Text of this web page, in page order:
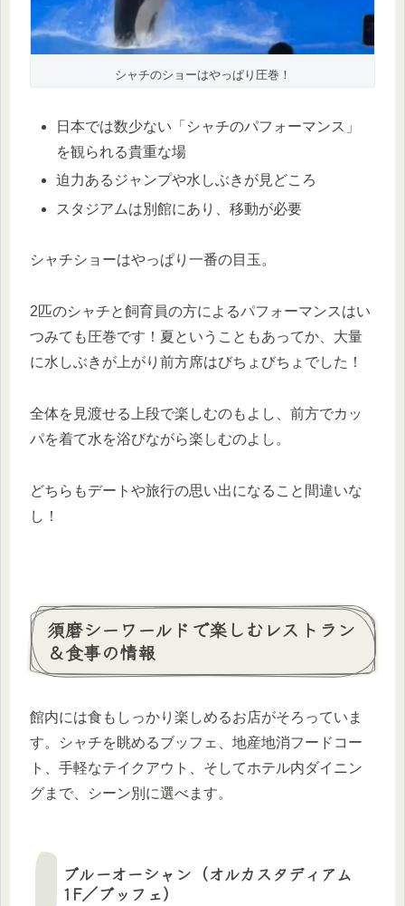
シャチのショーはやっぱり圧巻！
日本では数少ない「シャチのパフォーマンス」
を観られる貴重な場
迫力あるジャンプや水しぶきが見どころ
スタジアムは別館にあり、移動が必要
シャチショーはやっぱり一番の目玉。
2匹のシャチと飼育員の方によるパフォーマンスはい
つみても圧巻です！夏ということもあってか、大量
に水しぶきが上がり前方席はびちょびちょでした！
全体を見渡せる上段で楽しむのもよし、前方でカッ
パを着て水を浴びながら楽しむのよし。
どちらもデートや旅行の思い出になること間違いな
し！
須磨シーワールドで楽しむレストラン
＆食事の情報
館内には食もしっかり楽しめるお店がそろっていま
す。シャチを眺めるブッフェ、地産地消フードコー
ト、手軽なテイクアウト、そしてホテル内ダイニン
グまで、シーン別に選べます。
ブルーオーシャン（オルカスタディアム
1F／ブッフェ）